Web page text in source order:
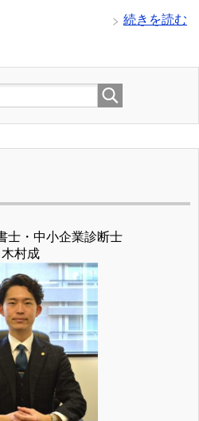
続きを読む
士・中小企業診断士
木村成